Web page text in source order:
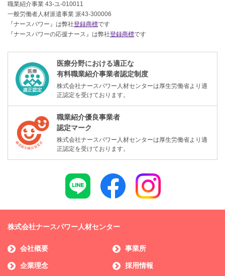
職業紹介事業 43-ユ-010011
一般労働者人材派遣事業 派43-300006
『ナースパワー』は弊社登録商標です
『ナースパワーの応援ナース』は弊社登録商標です
医療分野における適正な
有料職業紹介事業者認定制度
株式会社ナースパワー人材センターは厚生労働省より適
正認定を受けております。
職業紹介優良事業者
認定マーク
株式会社ナースパワー人材センターは厚生労働省より適
正認定を受けております。
株式会社ナースパワー人材センター
会社概要 事業所
企業理念 採用情報